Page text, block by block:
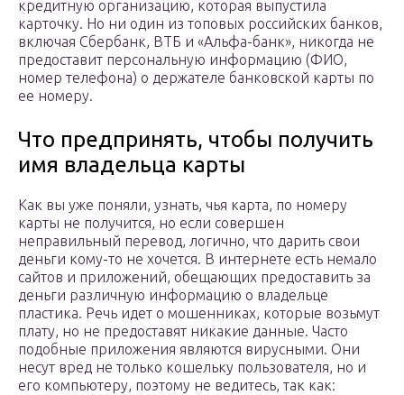
кредитную организацию, которая выпустила
карточку. Но ни один из топовых российских банков,
включая Сбербанк, ВТБ и «Альфа-банк», никогда не
предоставит персональную информацию (ФИО,
номер телефона) о держателе банковской карты по
ее номеру.
Что предпринять, чтобы получить
имя владельца карты
Как вы уже поняли, узнать, чья карта, по номеру
карты не получится, но если совершен
неправильный перевод, логично, что дарить свои
деньги кому-то не хочется. В интернете есть немало
сайтов и приложений, обещающих предоставить за
деньги различную информацию о владельце
пластика. Речь идет о мошенниках, которые возьмут
плату, но не предоставят никакие данные. Часто
подобные приложения являются вирусными. Они
несут вред не только кошельку пользователя, но и
его компьютеру, поэтому не ведитесь, так как: